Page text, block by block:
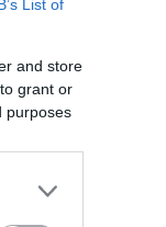
List of
and store
grant or
purposes